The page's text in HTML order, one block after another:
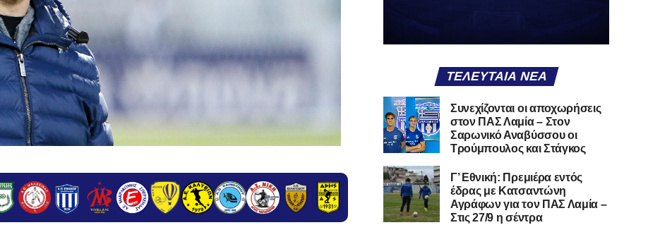
ΤΕΛΕΥΤΑΊΑ ΝΈΑ
Συνεχίζονται οι αποχωρήσεις
στον ΠΑΣ Λαμία – Στον
Σαρωνικό Αναβύσσου οι
Τρούμπουλος και Στάγκος
Γ’ Εθνική: Πρεμιέρα εντός
έδρας με Κατσαντώνη
Αγράφων για τον ΠΑΣ Λαμία –
Στις 27/9 η σέντρα